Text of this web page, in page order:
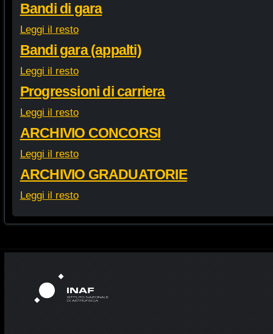
Bandi di gara
Leggi il resto
Bandi gara (appalti)
Leggi il resto
Progressioni di carriera
Leggi il resto
ARCHIVIO CONCORSI
Leggi il resto
ARCHIVIO GRADUATORIE
Leggi il resto